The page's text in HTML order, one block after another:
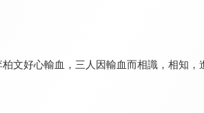
文好心輸血，三人因輸血而相識，相知